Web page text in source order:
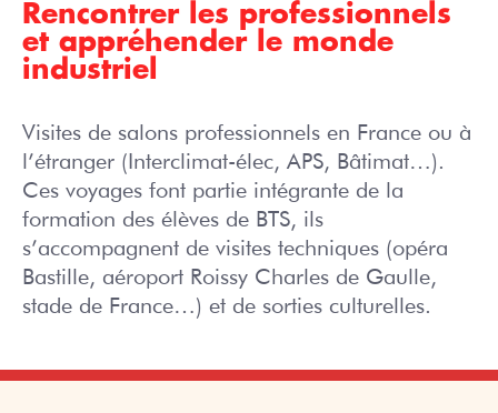
Rencontrer les professionnels
et appréhender le monde
industriel
Visites de salons professionnels en France ou à
l’étranger (Interclimat-élec, APS, Bâtimat…).
Ces voyages font partie intégrante de la
formation des élèves de BTS, ils
s’accompagnent de visites techniques (opéra
Bastille, aéroport Roissy Charles de Gaulle,
stade de France…) et de sorties culturelles.